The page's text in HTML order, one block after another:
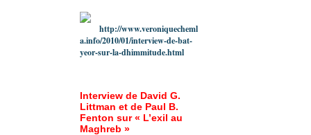
http://www.veroniquecheml
a.info/2010/01/interview-de-bat-
yeor-sur-la-dhimmitude.html
Interview de David G.
Littman et de Paul B.
Fenton sur « L’exil au
Maghreb »